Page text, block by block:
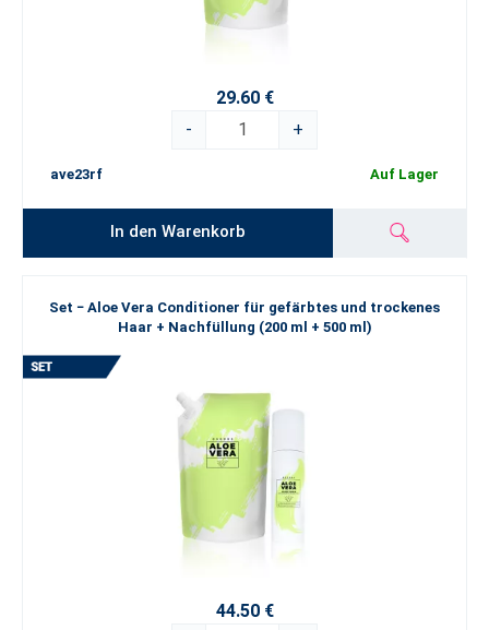
29.60 €
-
+
ave23rf Auf Lager
In den Warenkorb
Set − Aloe Vera Conditioner für gefärbtes und trockenes
Haar + Nachfüllung (200 ml + 500 ml)
44.50 €